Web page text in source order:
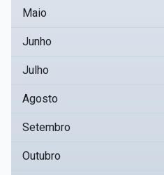
Maio
Junho
Julho
Agosto
Setembro
Outubro